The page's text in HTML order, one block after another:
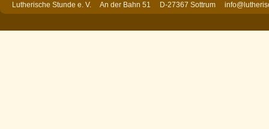
Lutherische Stunde e. V. An der Bahn 51 D-27367 Sottrum